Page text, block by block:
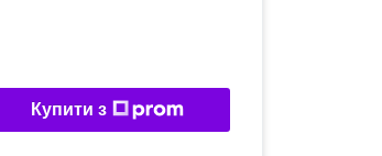
Купити з